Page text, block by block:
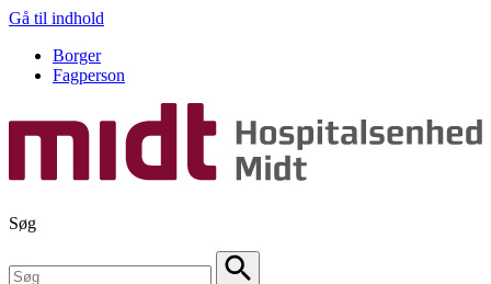
Gå til indhold
Borger
Fagperson
Søg